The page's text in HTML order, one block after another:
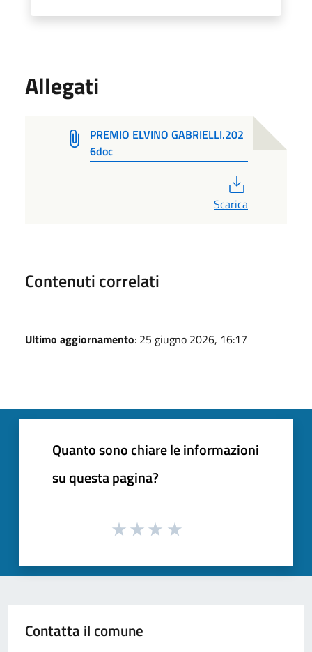
Allegati
PREMIO ELVINO GABRIELLI.202
6doc
Scarica
Contenuti correlati
Ultimo aggiornamento: 25 giugno 2026, 16:17
Quanto sono chiare le informazioni
su questa pagina?
Contatta il comune